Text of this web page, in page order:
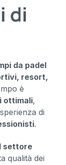
di
da padel
resort,
è
ottimali,
di
.
settore
qualità dei